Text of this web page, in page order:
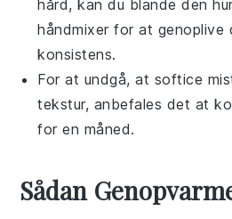
hård, kan du blande den
håndmixer for at genoplive
konsistens.
For at undgå, at softice
tekstur, anbefales det at
for en måned.
Sådan